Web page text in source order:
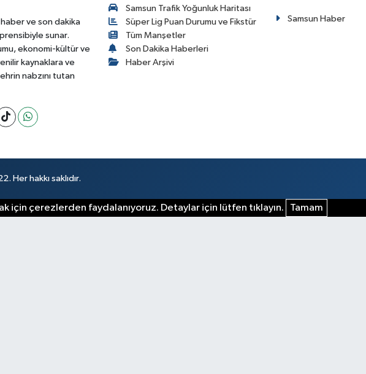
haber ve son dakika
sunar.
ekonomi-kültür ve
kaynaklara ve
nabzını tutan
Samsun Trafik Yoğunluk Haritası
Süper Lig Puan Durumu ve Fikstür
Tüm Manşetler
Son Dakika Haberleri
Haber Arşivi
Samsun Haber
Her hakkı saklıdır.
için çerezlerden faydalanıyoruz. Detaylar için lütfen tıklayın. Tamam